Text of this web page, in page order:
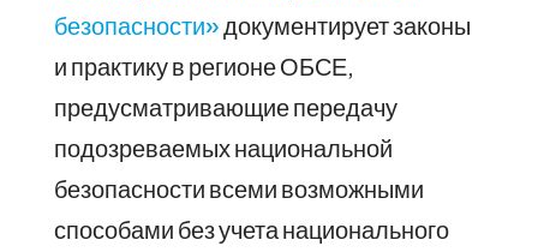
безопасности» документирует законы
и практику в регионе ОБСЕ,
предусматривающие передачу
подозреваемых национальной
безопасности всеми возможными
способами без учета национального